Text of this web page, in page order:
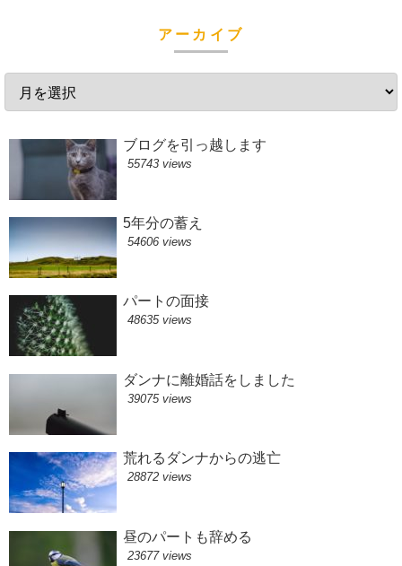
アーカイブ
ブログを引っ越します
55743 views
5年分の蓄え
54606 views
パートの面接
48635 views
ダンナに離婚話をしました
39075 views
荒れるダンナからの逃亡
28872 views
昼のパートも辞める
23677 views